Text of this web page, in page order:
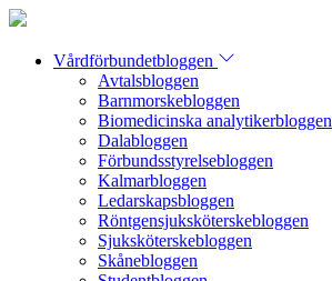
Vårdförbundetbloggen
Avtalsbloggen
Barnmorskebloggen
Biomedicinska analytikerbloggen
Dalabloggen
Förbundsstyrelsebloggen
Kalmarbloggen
Ledarskapsbloggen
Röntgensjuksköterskebloggen
Sjuksköterskebloggen
Skånebloggen